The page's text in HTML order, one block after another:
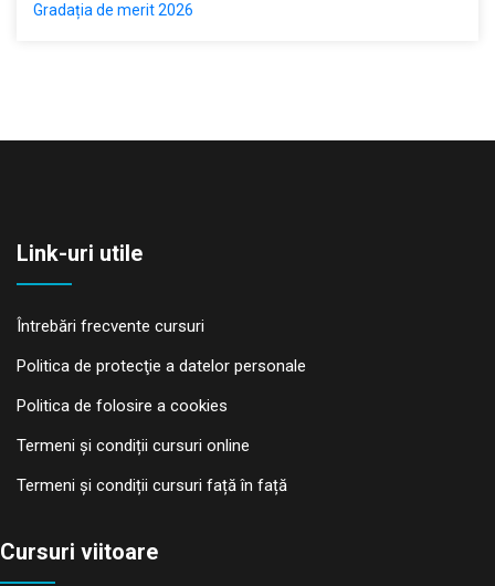
Gradația de merit 2026
Link-uri utile
Întrebări frecvente cursuri
Politica de protecţie a datelor personale
Politica de folosire a cookies
Termeni și condiții cursuri online
Termeni și condiții cursuri față în față
Cursuri viitoare